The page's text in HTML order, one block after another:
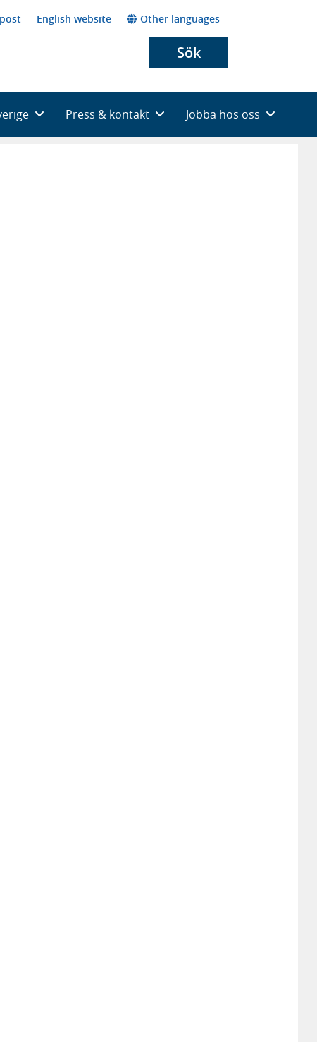
English website Other languages
Sök
Press & kontakt Jobba hos oss